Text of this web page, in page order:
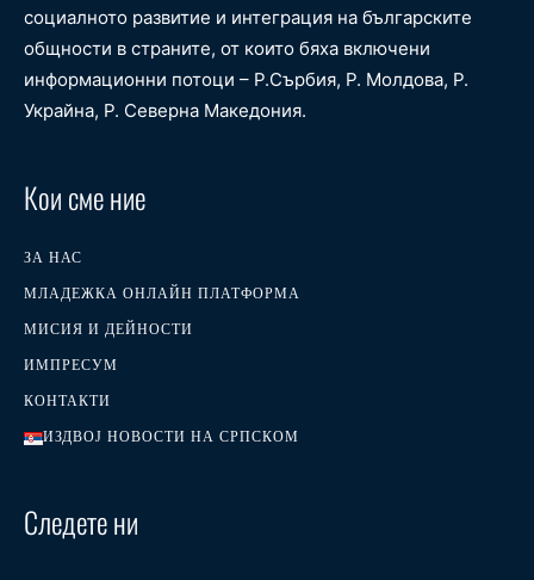
социалното развитие и интеграция на българските
общности в страните, от които бяха включени
информационни потоци – Р.Сърбия, Р. Молдова, Р.
Украйна, Р. Северна Македония.
Кои сме ние
ЗА НАС
МЛАДЕЖКА ОНЛАЙН ПЛАТФОРМА
МИСИЯ И ДЕЙНОСТИ
ИМПРЕСУМ
КОНТАКТИ
ИЗДВОЈ НОВОСТИ НА СРПСКОМ
Следете ни